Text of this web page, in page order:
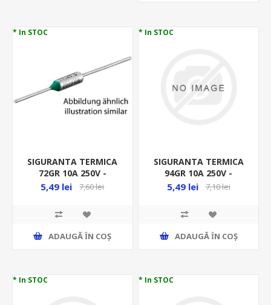
* In STOC
SIGURANTA TERMICA
72GR 10A 250V -
THERMAL FUSE, TZ D-
5,49 lei 7,60 lei
ADAUGĂ ȊN COŞ
* In STOC
SIGURANTA TERMICA
94GR 10A 250V -
THERMAL FUSE, 250V,
5,49 lei 7,10 lei
ADAUGĂ ȊN COŞ
* In STOC * In STOC